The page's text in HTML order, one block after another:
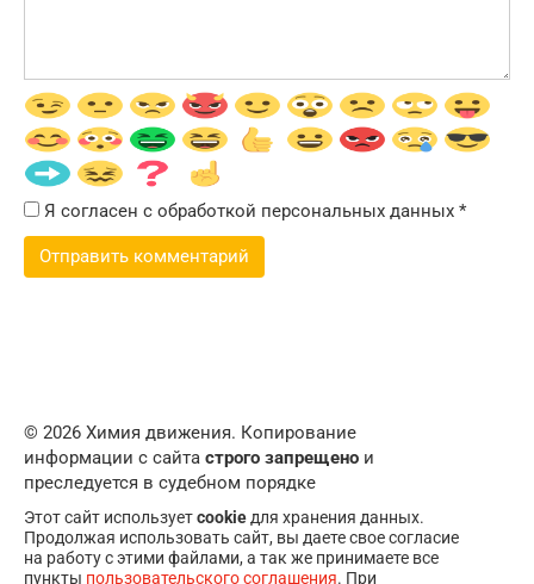
Я согласен с обработкой персональных данных *
© 2026 Химия движения. Копирование
информации с сайта строго запрещено и
преследуется в судебном порядке
Этот сайт используетcookie для хранения данных.
Продолжая использовать сайт, вы даете свое согласие
на работу с этими файлами, а так же принимаете все
пункты пользовательского соглашения. При